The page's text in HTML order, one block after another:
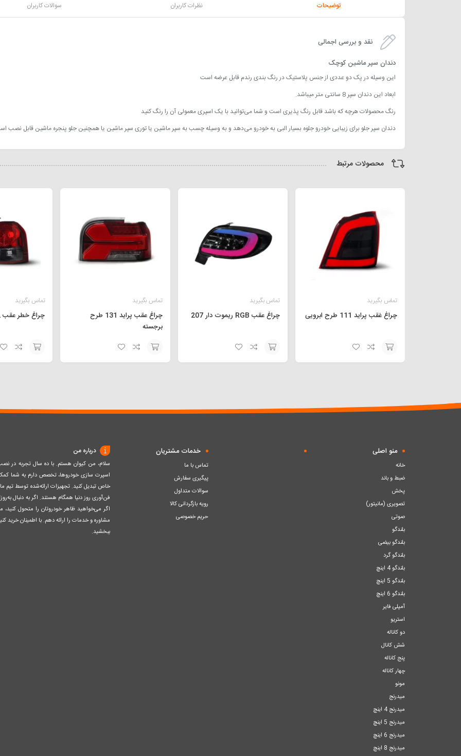
توضیحات نظرات کاربران سوالات کاربران
نقد و بررسی اجمالی
دندان سپر ماشین کوچک
این وسیله در پک دو عددی از جنس پلاستیک در رنگ بندی رندم قابل عرضه است
ابعاد این دندان سپر 8 سانتی متر میباشد.
رنگ محصولات هرچه که باشد قابل رنگ پذیری است و شما می‌توانید با یک اسپری معمولی آن را رنگ کنید
دندان سپر جلو برای زیبایی خودرو جلوه بسیار البی به خودرو می‌دهد و به وسیله چسب به سپر ماشین یا توری سپر ماشین یا همچنین جلو پنجره ماشین قابل نصب
محصولات مرتبط
تماس بگیرید
چراغ غقب پراید 111 طرح ابرویی
افزودن
تماس بگیرید
چراغ عقب RGB ریموت دار 207
افزودن
تماس بگیرید
چراغ عقب پراید 131 طرح
برجسته
افزودن
تماس بگیرید
چراغ خطر عقب 132 قرمز دودی
افزودن
منو اصلی
خانه
ضبط و باند
پخش
تصویری (مانیتور)
صوتی
بلندگو
بلندگو بیضی
بلندگو گرد
بلندگو 4 اینچ
بلندگو 5 اینچ
بلندگو 6 اینچ
آمپلی فایر
استریو
دو کاناله
شش کانال
پنج کاناله
چهار کاناله
مونو
میدرنج
میدرنج 4 اینچ
میدرنج 5 اینچ
میدرنج 6 اینچ
میدرنج 8 اینچ
خدمات مشتریان
تماس با ما
پیگیری سفارش
سوالات متداول
رویه بازگردانی کالا
حریم خصوصی
درباره من
سلام، من کیوان هستم. با ده سال تجربه در
اسپرت سازی خودروها، تخصص دارم به شما
خاص تبدیل کنید. تجهیزات ارائه‌شده توسط تیم
فن‌آوری روز دنیا همگام هستند. اگر به دنبال
اگر می‌خواهید ظاهر خودروتان را متحول
مشاوره و خدمات را ارائه دهم. با اطمینان خرید
ببخشید.